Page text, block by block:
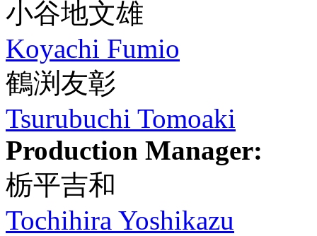
小谷地文雄
Koyachi Fumio
鶴渕友彰
Tsurubuchi Tomoaki
Production Manager:
栃平吉和
Tochihira Yoshikazu